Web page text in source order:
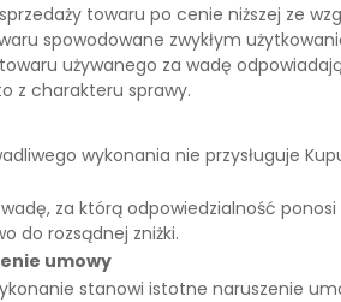
towaru po cenie niższej ze
spowodowane zwykłym
używanego za wadę
z charakteru sprawy.
wykonania nie przysługuje
za którą odpowiedzialność
do rozsądnej zniżki.
umowy
stanowi istotne naruszenie